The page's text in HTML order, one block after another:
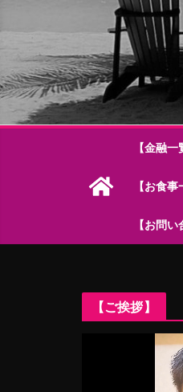
【金融
【お食
【お問い
【ご挨拶】